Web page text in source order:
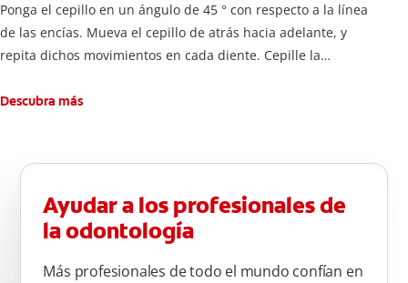
Ponga el cepillo en un ángulo de 45 ° con respecto a la línea
de las encías. Mueva el cepillo de atrás hacia adelante, y
repita dichos movimientos en cada diente. Cepille la
atrás hacia adelante. Cepille la superficie masticatoria (parte
atrás, arriba y abajo, en la parte superior e inferior. No se
olvide de cepillar la lengua para quitar el mal olor causado
por las bacterias.
Descubra más
Ayudar a los profesionales de
la odontología
Más profesionales de todo el mundo confían en